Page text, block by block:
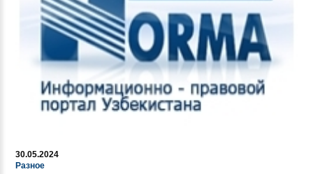
30.05.2024
Разное